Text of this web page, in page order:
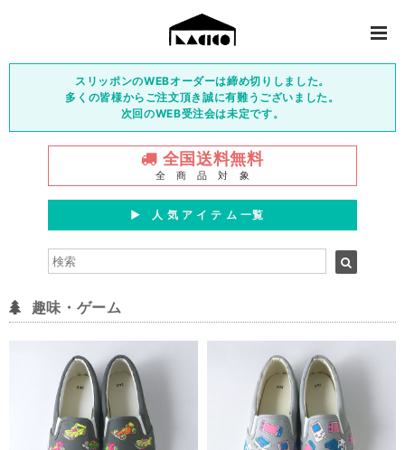
スリッポンのWEBオーダーは締め切りしました。
多くの皆様からご注文頂き誠に有難うございました。
次回のWEB受注会は未定です。
全国送料無料
全 商 品 対 象
▶︎ 人 気 ア イ テ ム 一覧
趣味・ゲーム